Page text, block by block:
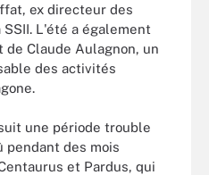
ex directeur des
L'été a également
Claude Aulagnon, un
des activités
une période trouble
pendant des mois
et Pardus, qui